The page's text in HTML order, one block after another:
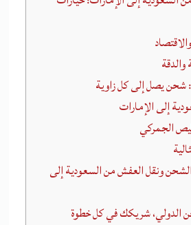
شحن يصل إلى كل زاوية
إلى الإمارات
الجمركي
ونقل العفش من السعودية إلى
الدولي، شريكك في كل خطوة